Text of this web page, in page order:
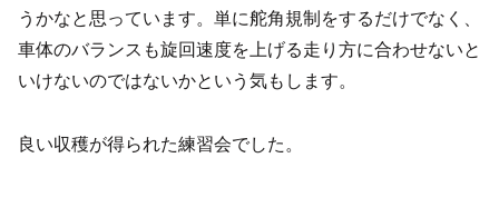
うかなと思っています。単に舵角規制をするだけでなく、
車体のバランスも旋回速度を上げる走り方に合わせないと
いけないのではないかという気もします。
良い収穫が得られた練習会でした。